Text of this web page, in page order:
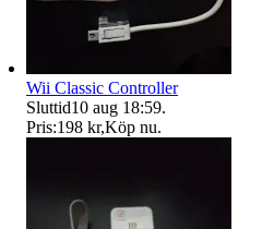
Wii Classic Controller
Sluttid10 aug 18:59.
Pris:198 kr,Köp nu.